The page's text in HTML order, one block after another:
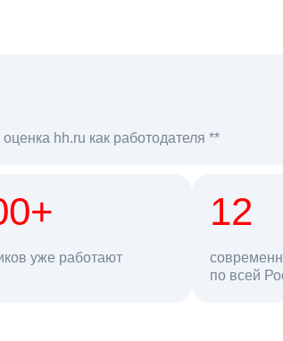
hh.ru как работодателя **
уже работают
68 млн 12
по всей